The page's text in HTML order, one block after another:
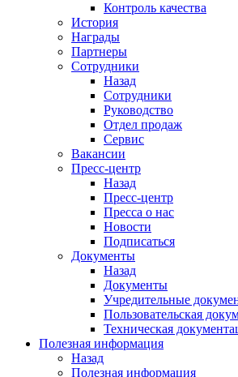
Контроль качества
История
Награды
Партнеры
Сотрудники
Назад
Сотрудники
Руководство
Отдел продаж
Сервис
Вакансии
Пресс-центр
Назад
Пресс-центр
Пресса о нас
Новости
Подписаться
Документы
Назад
Документы
Учредительные
Пользовательская
Техническая
Полезная информация
Назад
Полезная информация